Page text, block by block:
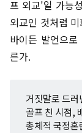
프 외교'일 가능
외교인 것처럼
바이든 발언으
른가.
거짓말로 드러
골프 친 시점,
총체적 국정